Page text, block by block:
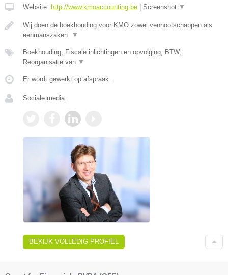
Website: http://www.kmoaccounting.be Screenshot ▼
Wij doen de boekhouding voor KMO zowel vennootschappen als
eenmanszaken.
▼
Boekhouding, Fiscale inlichtingen en opvolging, BTW,
Reorganisatie van ▼
Er wordt gewerkt op afspraak.
Sociale media:
BEKIJK VOLLEDIG PROFIEL